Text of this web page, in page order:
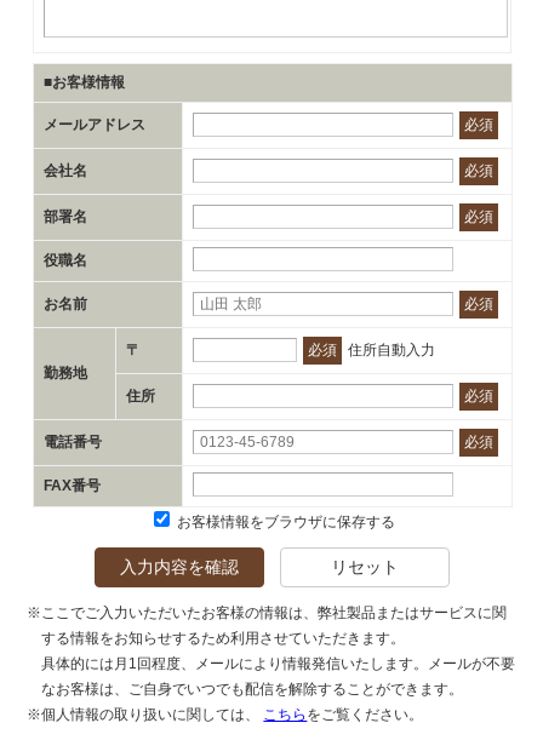
■お客様情報
メールアドレス 必須
会社名 必須
部署名 必須
役職名
お名前 必須
勤務地
〒 必須 住所自動入力
住所 必須
電話番号 必須
FAX番号
お客様情報をブラウザに保存する
入力内容を確認 リセット
※ここでご入力いただいたお客様の情報は、弊社製品またはサービスに関
する情報をお知らせするため利用させていただきます。
具体的には月1回程度、メールにより情報発信いたします。メールが不要
なお客様は、ご自身でいつでも配信を解除することができます。
※個人情報の取り扱いに関しては、 こちら をご覧ください。